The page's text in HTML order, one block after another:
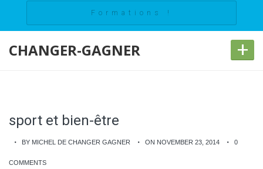
Formations !
CHANGER-GAGNER +
sport et bien-être
BY MICHEL DE CHANGER GAGNER ON NOVEMBER 23, 2014 0
COMMENTS